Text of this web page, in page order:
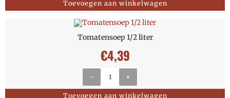
Toevoegen aan winkelwagen
Tomatensoep 1/2 liter
€4,39
- +
Toevoegen aan winkelwagen